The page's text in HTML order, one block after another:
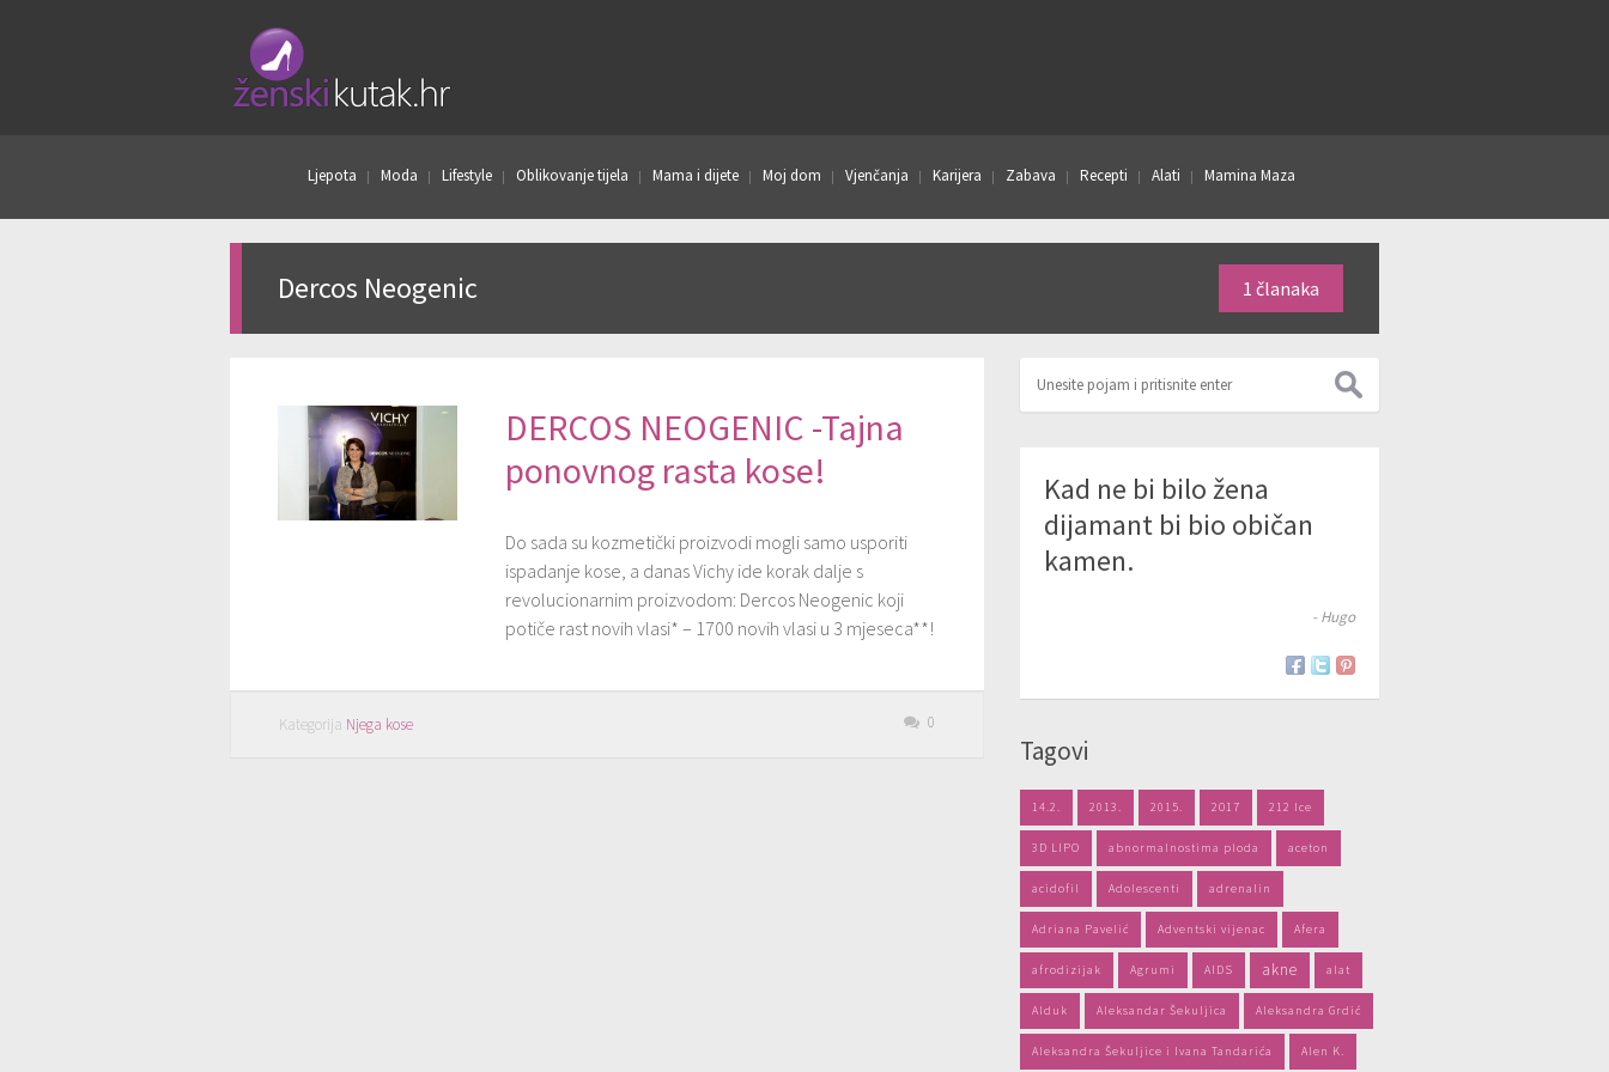
Ljepota Moda Lifestyle Oblikovanje tijela Mama i dijete Moj dom Vjenčanja Karijera Zabava Recepti Alati Mamina Maza
Dercos Neogenic 1 članaka
DERCOS NEOGENIC -Tajna
ponovnog rasta kose!
Do sada su kozmetički proizvodi mogli samo usporiti
ispadanje kose, a danas Vichy ide korak dalje s
revolucionarnim proizvodom: Dercos Neogenic koji
potiče rast novih vlasi* – 1700 novih vlasi u 3 mjeseca**!
Kategorija Njega kose 0
Kad ne bi bilo žena
dijamant bi bio običan
kamen.
- Hugo
Tagovi
14.2. 2013. 2015. 2017 212 Ice
3D LIPO abnormalnostima ploda aceton
acidofil Adolescenti adrenalin
Adriana Pavelić Adventski vijenac Afera
afrodizijak Agrumi AIDS akne alat
Alduk Aleksandar Šekuljica Aleksandra Grdić
Aleksandra Šekuljice i Ivana Tandarića Alen K.